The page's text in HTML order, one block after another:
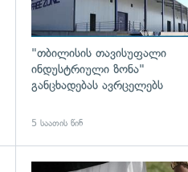
"თბილისის თავისუფალი
ინდუსტრიული ზონა"
განცხადებას ავრცელებს
5 საათის წინ